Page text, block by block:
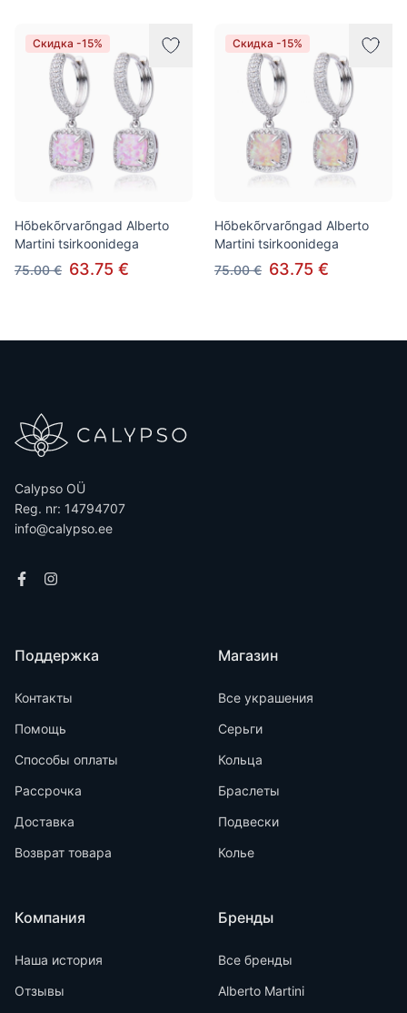
Скидка -15%
Hõbekõrvarõngad Alberto
Martini tsirkoonidega
75.00 € 63.75 €
Скидка -15%
Hõbekõrvarõngad Alberto
Martini tsirkoonidega
75.00 € 63.75 €
Calypso OÜ
Reg. nr: 14794707
info@calypso.ee
Поддержка
Контакты
Помощь
Способы оплаты
Рассрочка
Доставка
Возврат товара
Компания
Наша история
Отзывы
Магазин
Все украшения
Серьги
Кольца
Браслеты
Подвески
Колье
Бренды
Все бренды
Alberto Martini